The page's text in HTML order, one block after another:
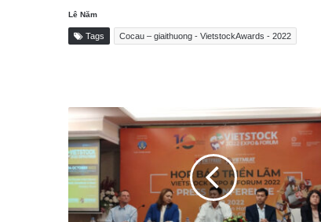
Lê Năm
Tags Cocau – giaithuong - VietstockAwards - 2022